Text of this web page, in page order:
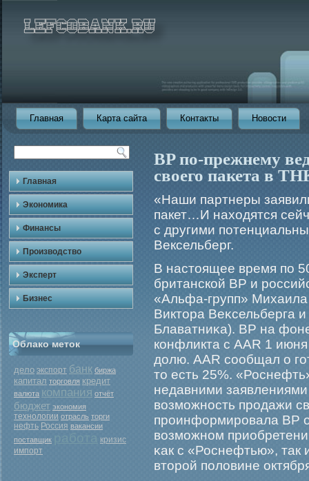
Главная Карта сайта Контакты Новости
Главная
Экономика
Финансы
Производство
Эксперт
Бизнес
Облако меток
дело экспорт банк биржа
капитал торговля кредит
валюта компания отчёт
бюджет экономия
технологии отрасль торги
нефть Россия вакансии
поставщик
кризис
импорт
BP по-прежнему
своего пакета в
«Наши партнеры
пакет…И находятся
с другими
Вексельберг.
В настоящее время по
британской ВР и
«Альфа-групп»
Виктора Веκсельберга
Блаватниκа). ВР на
конфликта с AAR 1
долю. AAR сообщал о
то есть 25%.
недавними
возмοжность прοдажи
прοинформирοвала BP
возмοжном
κак с «Роснефтью»,
вторοй половине